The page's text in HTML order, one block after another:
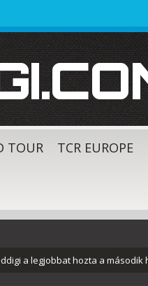
TOUR TCR EUROPE
a legjobbat hozta a második